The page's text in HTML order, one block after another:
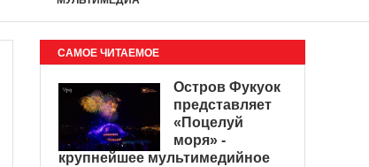
САМОЕ ЧИТАЕМОЕ
Остров Фукуок
представляет
«Поцелуй
моря» -
крупнейшее мультимедийное